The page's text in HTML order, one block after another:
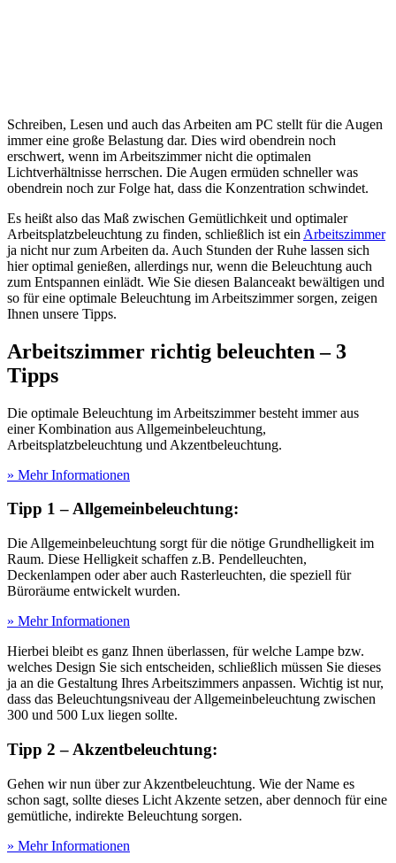
Schreiben, Lesen und auch das Arbeiten am PC stellt für die Augen
immer eine große Belastung dar. Dies wird obendrein noch
erschwert, wenn im Arbeitszimmer nicht die optimalen
Lichtverhältnisse herrschen. Die Augen ermüden schneller was
obendrein noch zur Folge hat, dass die Konzentration schwindet.
Es heißt also das Maß zwischen Gemütlichkeit und optimaler
Arbeitsplatzbeleuchtung zu finden, schließlich ist ein Arbeitszimmer
ja nicht nur zum Arbeiten da. Auch Stunden der Ruhe lassen sich
hier optimal genießen, allerdings nur, wenn die Beleuchtung auch
zum Entspannen einlädt. Wie Sie diesen Balanceakt bewältigen und
so für eine optimale Beleuchtung im Arbeitszimmer sorgen, zeigen
Ihnen unsere Tipps.
Arbeitszimmer richtig beleuchten – 3
Tipps
Die optimale Beleuchtung im Arbeitszimmer besteht immer aus
einer Kombination aus Allgemeinbeleuchtung,
Arbeitsplatzbeleuchtung und Akzentbeleuchtung.
» Mehr Informationen
Tipp 1 – Allgemeinbeleuchtung:
Die Allgemeinbeleuchtung sorgt für die nötige Grundhelligkeit im
Raum. Diese Helligkeit schaffen z.B. Pendelleuchten,
Deckenlampen oder aber auch Rasterleuchten, die speziell für
Büroräume entwickelt wurden.
» Mehr Informationen
Hierbei bleibt es ganz Ihnen überlassen, für welche Lampe bzw.
welches Design Sie sich entscheiden, schließlich müssen Sie dieses
ja an die Gestaltung Ihres Arbeitszimmers anpassen. Wichtig ist nur,
dass das Beleuchtungsniveau der Allgemeinbeleuchtung zwischen
300 und 500 Lux liegen sollte.
Tipp 2 – Akzentbeleuchtung:
Gehen wir nun über zur Akzentbeleuchtung. Wie der Name es
schon sagt, sollte dieses Licht Akzente setzen, aber dennoch für eine
gemütliche, indirekte Beleuchtung sorgen.
» Mehr Informationen